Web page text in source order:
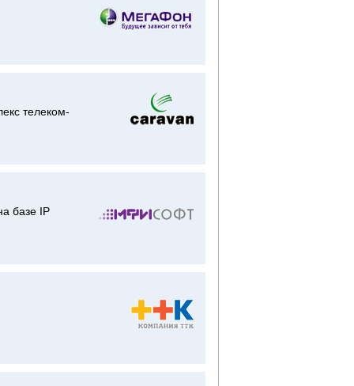
телеком-
базе IP